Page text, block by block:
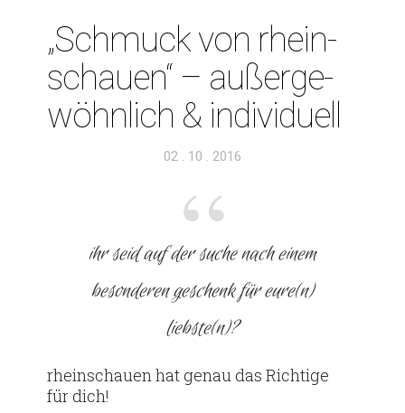
„Schmuck von rhein­
schauen“ – außer­ge­
wöhn­lich & individuell
Veröffentlicht
02 . 10 . 2016
ihr seid auf der suche nach einem
beson­deren geschenk für eure(n)
liebste(n)?
rhein­schauen hat genau das Rich­tige
für dich!